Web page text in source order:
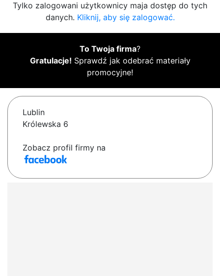
Tylko zalogowani użytkownicy maja dostęp do tych
danych. Kliknij, aby się zalogować.
To Twoja firma?
Gratulacje! Sprawdź jak odebrać materiały
promocyjne!
Lublin
Królewska 6
Zobacz profil firmy na